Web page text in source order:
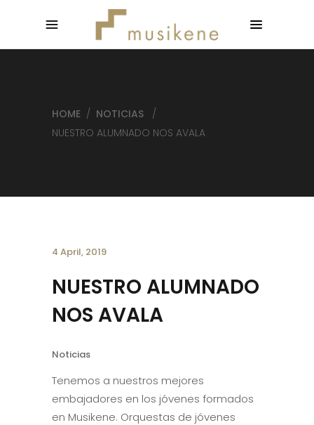
HOME / NOTICIAS
/
NUESTRO ALUMNADO NOS AVALA
4 April, 2019
NUESTRO ALUMNADO
NOS AVALA
Noticias
Tenemos a nuestros mejores
embajadores en los jóvenes formados
en Musikene. Orquestas de jóvenes